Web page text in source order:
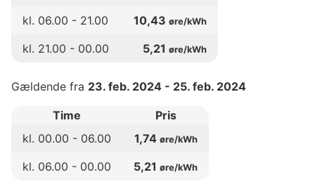
kl. 06.00 - 21.00 10,43 øre/kWh
kl. 21.00 - 00.00 5,21 øre/kWh
Gældende fra 23. feb. 2024 - 25. feb. 2024
Time
Pris
kl. 00.00 - 06.00 1,74 øre/kWh
kl. 06.00 - 00.00 5,21 øre/kWh